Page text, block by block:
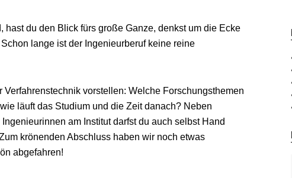
du den Blick fürs große Ganze, denkst um die Ecke
lange ist der Ingenieurberuf keine reine
vorstellen: Welche Forschungsthemen
läuft das Studium und die Zeit danach? Neben
am Institut darfst du auch selbst Hand
krönenden Abschluss haben wir noch etwas
abgefahren!